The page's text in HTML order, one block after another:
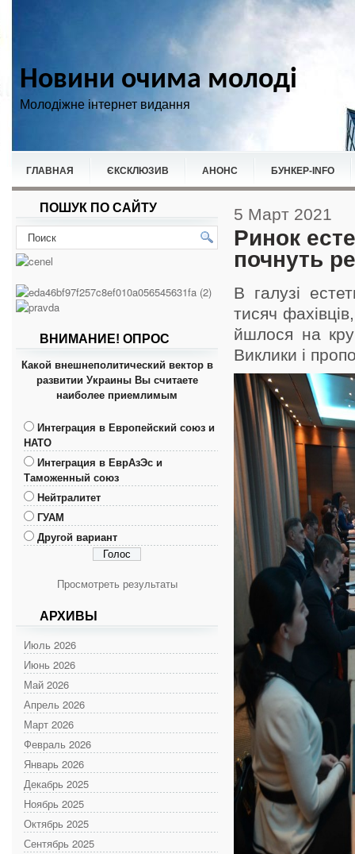
Новини очима молоді
Молодіжне інтернет видання
ГЛАВНАЯ ЄКСКЛЮЗИВ АНОНС БУНКЕР-ІNFO
НОВИНИ СПОРТ
ПОШУК ПО САЙТУ
ВНИМАНИЕ! ОПРОС
Какой внешнеполитический вектор в
развитии Украины Вы считаете
наиболее приемлимым
Интеграция в Европейский союз и
НАТО
Интеграция в ЕврАзЭс и
Таможенный союз
Нейтралитет
ГУАМ
Другой вариант
Просмотреть результаты
АРХИВЫ
Июль 2026
Июнь 2026
Май 2026
Апрель 2026
Март 2026
Февраль 2026
Январь 2026
Декабрь 2025
Ноябрь 2025
Октябрь 2025
Сентябрь 2025
5 Март 2021
Ринок
почнуть
В галузі
тисяч
йшлося на
Виклики і